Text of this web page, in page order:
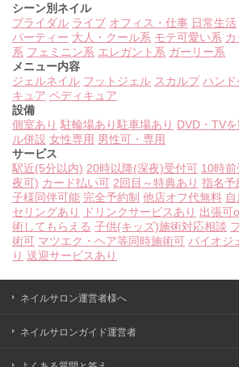
シーン別ネイル
ブライダル ライブ オフィス・仕事 日常生活
パーティー 大人・クール系 モテ可愛い系
系 フェミニン系 エレガント系 ガーリー系
メニュー内容
ジェルネイル フットジェル スカルプ ハンド
キュア ペディキュア
設備
個室あり 駐輪場あり駐車場あり DVD・TV
ル併設 女性専用 男性可・専用
サービス
駅近(5分以内) 20時以降(深夜)受付可 10時
夜可) カード払い可 2回目～特典あり 指名予
子様同伴可能 完全予約制 他店オフ代無料
セリングあり
ドリンクサービスあり 出張可
術してもらえる 子供(キッズ)施術対応相談
術可 マツエク・ヘア等同時施術可 バイオジ
り 送迎サービスあり
ネイルサロン運営者様へ
ネイルサロンガイド運営者